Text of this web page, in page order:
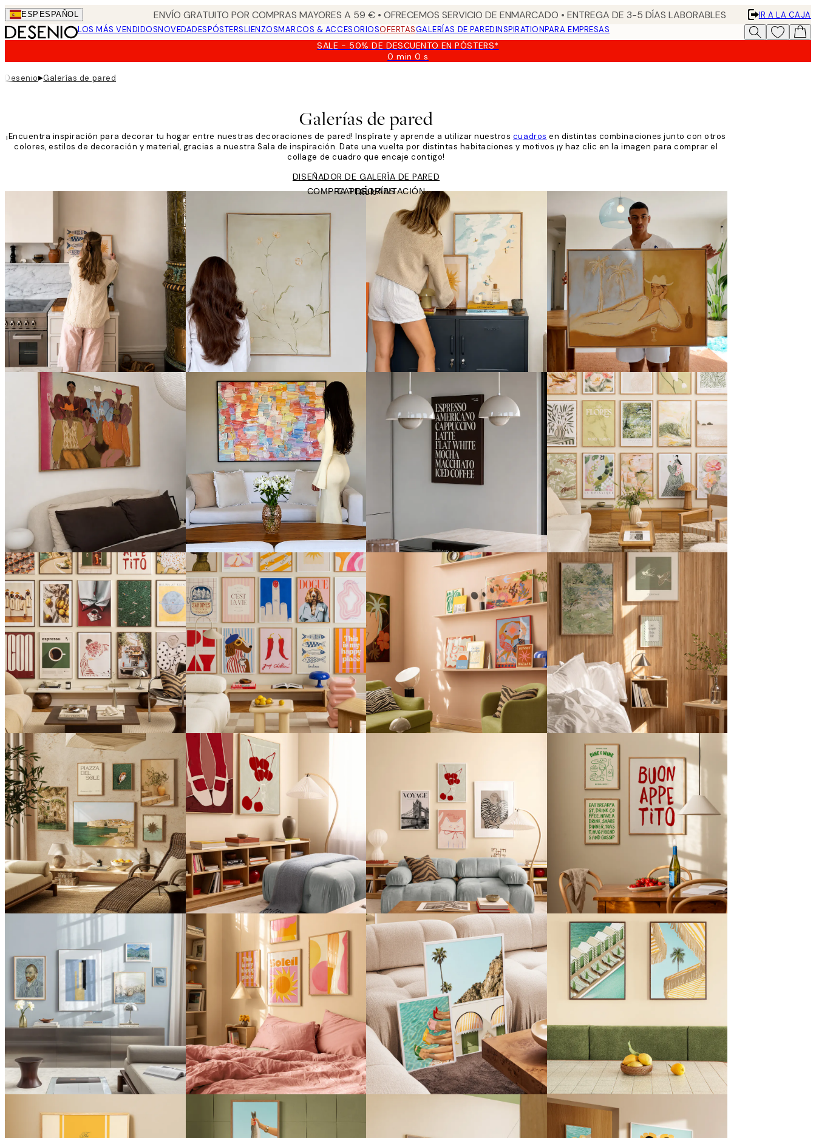
Skip
to
main
ESP ESPAÑOL ENVÍO GRATUITO POR COMPRAS MAYORES A 59 € • OFRECEMOS SERVICIO DE ENMARCADO • ENTREGA DE 3-5 DÍAS LABORABLES
IR A LA CAJA
LOS MÁS VENDIDOSNOVEDADESPÓSTERSLIENZOSMARCOS & ACCESORIOSOFERTASGALERÍAS DE PAREDINSPIRATIONPARA EMPRESAS
SALE - 50% DE DESCUENTO EN PÓSTERS*
0 min0 s
Válido
Desenio▸Galerías de pared
Galerías de pared
¡Encuentra inspiración para decorar tu hogar entre nuestras decoraciones de pared! Inspírate y aprende a utilizar nuestros cuadros en distintas combinaciones junto con otros
colores, estilos de decoración y material, gracias a nuestra Sala de inspiración. Date una vuelta por distintas habitaciones y motivos ¡y haz clic en la imagen para comprar el
collage de cuadro que encaje contigo!
DISEÑADOR DE GALERÍA DE PARED
CATEGORÍAS
Título
COMPRA POR HABITACIÓN